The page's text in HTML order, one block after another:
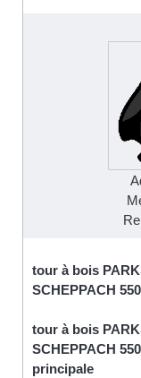
tour à bois
SCHEPPACH
tour à bois
SCHEPPACH
principale